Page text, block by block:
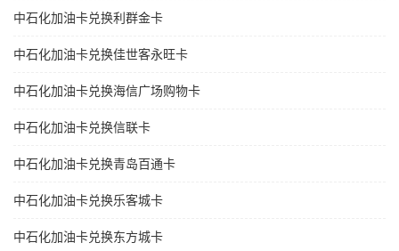
中石化加油卡兑换利群金卡
中石化加油卡兑换佳世客永旺卡
中石化加油卡兑换海信广场购物卡
中石化加油卡兑换信联卡
中石化加油卡兑换青岛百通卡
中石化加油卡兑换乐客城卡
中石化加油卡兑换东方城卡